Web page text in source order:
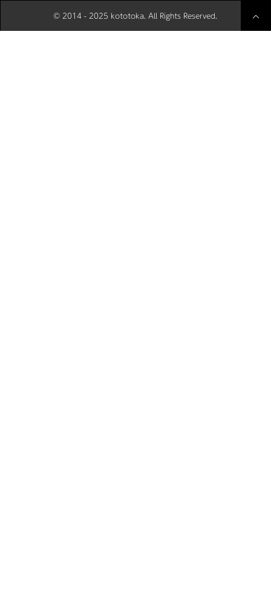
© 2014 - 2025 kototoka. All Rights Reserved.